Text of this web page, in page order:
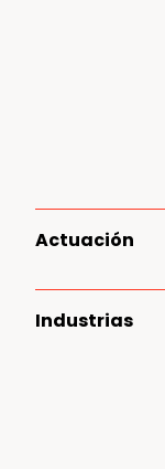
Actuación
Industrias